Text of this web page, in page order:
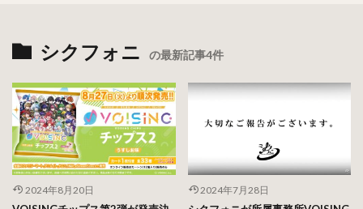
シクフォニ の最新記事4件
2024年8月20日 2024年7月28日